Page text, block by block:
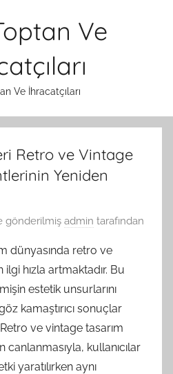
Ve
Ve İhracatçıları
Retro ve Vintage
Yeniden
gönderilmiş admin tarafından
dünyasında retro ve
hızla artmaktadır. Bu
estetik unsurlarını
kamaştırıcı sonuçlar
ve vintage tasarım
kullanıcılar
yaratılırken aynı